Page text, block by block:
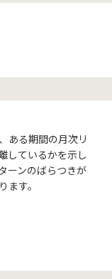
ある期間の月次リ
しているかを示し
ーンのばらつきが
す。